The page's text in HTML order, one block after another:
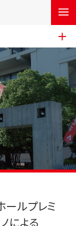
ルプレミ
による